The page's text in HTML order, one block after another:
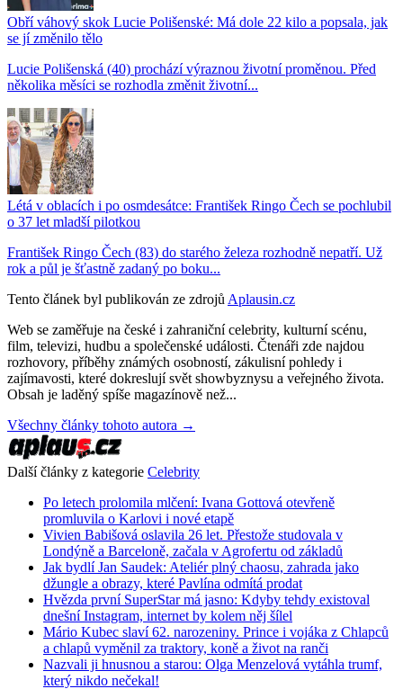
Obří váhový skok Lucie Polišenské: Má dole 22 kilo a popsala, jak
se jí změnilo tělo
Lucie Polišenská (40) prochází výraznou životní proměnou. Před
několika měsíci se rozhodla změnit životní...
Létá v oblacích i po osmdesátce: František Ringo Čech se pochlubil
o 37 let mladší pilotkou
František Ringo Čech (83) do starého železa rozhodně nepatří. Už
rok a půl je šťastně zadaný po boku...
Tento článek byl publikován ze zdrojů Aplausin.cz
Web se zaměřuje na české i zahraniční celebrity, kulturní scénu,
film, televizi, hudbu a společenské události. Čtenáři zde najdou
rozhovory, příběhy známých osobností, zákulisní pohledy i
zajímavosti, které dokreslují svět showbyznysu a veřejného života.
Obsah je laděný spíše magazínově než...
Všechny články tohoto autora →
Další články z kategorie Celebrity
Po letech prolomila mlčení: Ivana Gottová otevřeně
promluvila o Karlovi i nové etapě
Vivien Babišová oslavila 26 let. Přestože studovala v
Londýně a Barceloně, začala v Agrofertu od základů
Jak bydlí Jan Saudek: Ateliér plný chaosu, zahrada jako
džungle a obrazy, které Pavlína odmítá prodat
Hvězda první SuperStar má jasno: Kdyby tehdy existoval
dnešní Instagram, internet by kolem něj šílel
Mário Kubec slaví 62. narozeniny. Prince i vojáka z Chlapců
a chlapů vyměnil za traktory, koně a život na ranči
Nazvali ji hnusnou a starou: Olga Menzelová vytáhla trumf,
který nikdo nečekal!